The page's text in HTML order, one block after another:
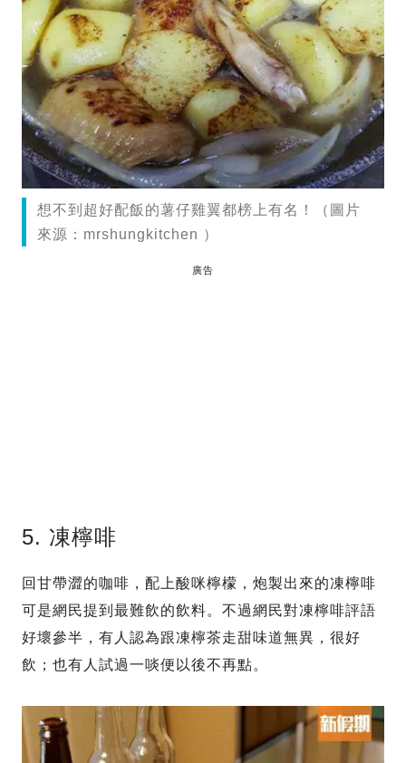
想不到超好配飯的薯仔雞翼都榜上有名！（圖片
來源：mrshungkitchen ）
廣告
5. 凍檸啡
回甘帶澀的咖啡，配上酸咪檸檬，炮製出來的凍檸啡
可是網民提到最難飲的飲料。不過網民對凍檸啡評語
好壞參半，有人認為跟凍檸茶走甜味道無異，很好
飲；也有人試過一啖便以後不再點。